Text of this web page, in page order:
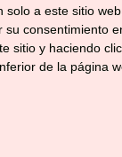
solo a este sitio
su consentimiento
sitio y haciendo
de la página